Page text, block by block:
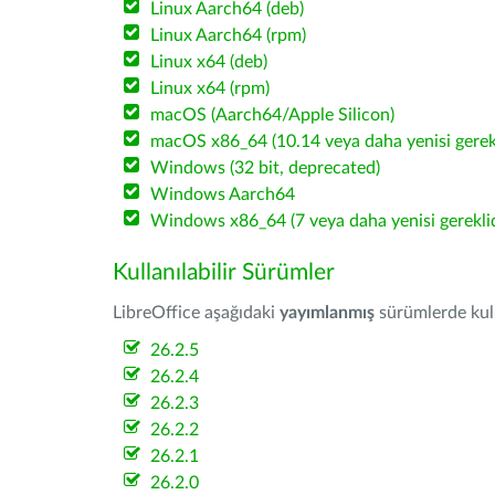
Linux Aarch64 (deb)
Linux Aarch64 (rpm)
Linux x64 (deb)
Linux x64 (rpm)
macOS (Aarch64/Apple Silicon)
macOS x86_64 (10.14 veya daha yenisi
Windows (32 bit, deprecated)
Windows Aarch64
Windows x86_64 (7 veya daha yenisi
Kullanılabilir Sürümler
LibreOffice aşağıdaki yayımlanmış sürümlerde
26.2.5
26.2.4
26.2.3
26.2.2
26.2.1
26.2.0